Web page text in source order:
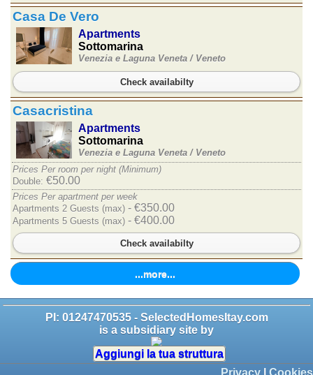
Casa De Vero
Apartments
Sottomarina
Venezia e Laguna Veneta / Veneto
Check availabilty
Casacristina
Apartments
Sottomarina
Venezia e Laguna Veneta / Veneto
Prices Per room per night (Minimum)
Double: €50.00
Prices Per apartment per week
Apartments 2 Guests (max) - €350.00
Apartments 5 Guests (max) - €400.00
Check availabilty
...more...
PI: 01247470535 - SelectedHomesItay.com
is a subsidiary site by
Aggiungi la tua struttura
Privacy
Cookies